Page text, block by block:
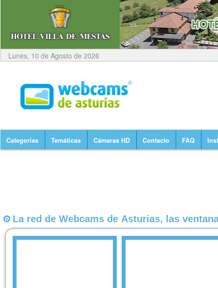
Lunes, 10 de Agosto de 2026
Categorías Temáticas Cámaras HD Contacto FAQ
La red de Webcams de Asturias, las